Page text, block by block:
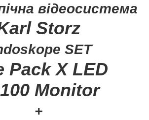
відеосистема
Storz
SET
Pack X LED
Monitor
+